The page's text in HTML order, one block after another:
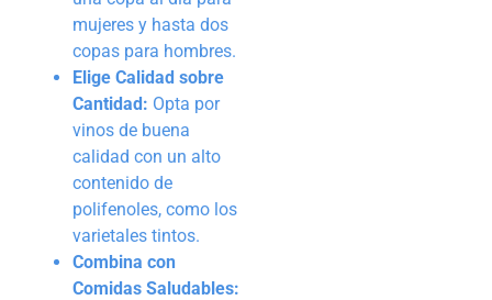
mujeres y hasta dos
copas para hombres.
Elige Calidad sobre
Cantidad: Opta por
vinos de buena
calidad con un alto
contenido de
polifenoles, como los
varietales tintos.
Combina con
Comidas Saludables: